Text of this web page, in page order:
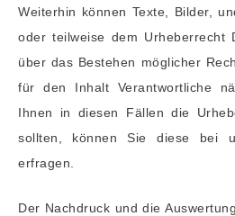
Weiterhin können Texte, Bilder,
oder teilweise dem Urheberrecht
über das Bestehen möglicher
für den Inhalt Verantwortliche
Ihnen in diesen Fällen die
sollten, können Sie diese bei
erfragen.
Der Nachdruck und die